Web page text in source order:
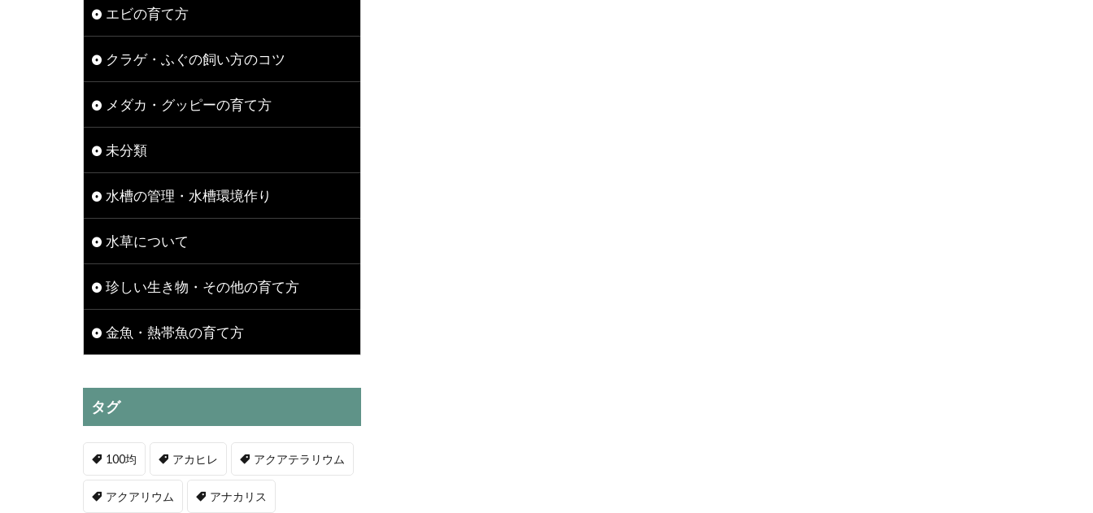
エビの育て方
クラゲ・ふぐの飼い方のコツ
メダカ・グッピーの育て方
未分類
水槽の管理・水槽環境作り
水草について
珍しい生き物・その他の育て方
金魚・熱帯魚の育て方
タグ
100均 アカヒレ アクアテラリウム
アクアリウム アナカリス